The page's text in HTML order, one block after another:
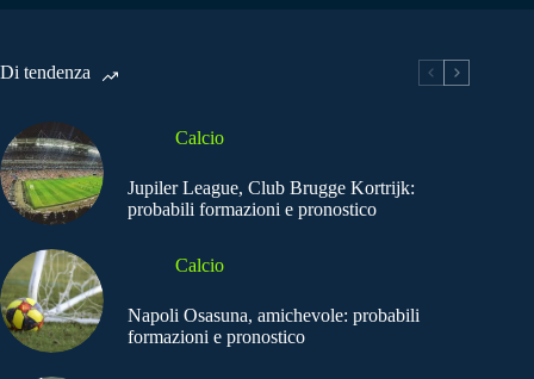
Di tendenza
Calcio
Jupiler League, Club Brugge Kortrijk:
probabili formazioni e pronostico
Calcio
Napoli Osasuna, amichevole: probabili
formazioni e pronostico